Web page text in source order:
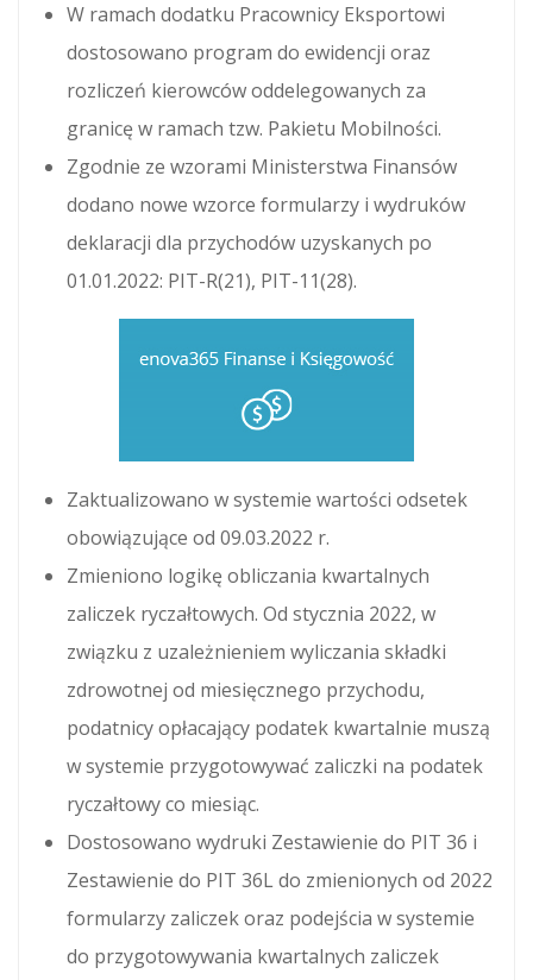
W ramach dodatku Pracownicy Eksportowi
dostosowano program do ewidencji oraz
rozliczeń kierowców oddelegowanych za
granicę w ramach tzw. Pakietu Mobilności.
Zgodnie ze wzorami Ministerstwa Finansów
dodano nowe wzorce formularzy i wydruków
deklaracji dla przychodów uzyskanych po
01.01.2022: PIT-R(21), PIT-11(28).
Zaktualizowano w systemie wartości odsetek
obowiązujące od 09.03.2022 r.
Zmieniono logikę obliczania kwartalnych
zaliczek ryczałtowych. Od stycznia 2022, w
związku z uzależnieniem wyliczania składki
zdrowotnej od miesięcznego przychodu,
podatnicy opłacający podatek kwartalnie muszą
w systemie przygotowywać zaliczki na podatek
ryczałtowy co miesiąc.
Dostosowano wydruki Zestawienie do PIT 36 i
Zestawienie do PIT 36L do zmienionych od 2022
formularzy zaliczek oraz podejścia w systemie
do przygotowywania kwartalnych zaliczek